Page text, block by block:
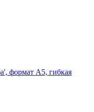
формат А5, гибкая